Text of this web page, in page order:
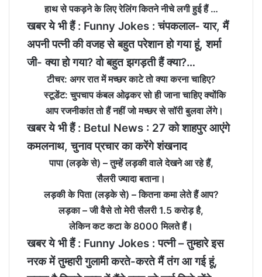
हाथ से पकड़ने के लिए रेलिंग कितने नीचे लगी हुई हैं …
खबर ये भी हैं : Funny Jokes : चंपकलाल- यार, मैं
अपनी पत्नी की वजह से बहुत परेशान हो गया हूं, शर्मा
जी- क्या हो गया? वो बहुत झगड़ती हैं क्या?…
टीचर: अगर रात में मच्‍छर काटे तो क्‍या करना चाहिए?
स्‍टूडेंट: चुपचाप कंबल ओढ़कर सो ही जाना चाहिए क्‍योंकि
आप रजनीकांत तो हैं नहीं जो मच्‍छर से सॉरी बुलवा लेंगे।
खबर ये भी हैं : Betul News : 27 को शाहपुर आएंगे
कमलनाथ, चुनाव प्रचार का करेंगे शंखनाद
पापा (लड़के से) – तुम्हें लड़की वाले देखने आ रहे हैं,
सैलरी ज्यादा बताना।
लड़की के पिता (लड़के से) – कितना कमा लेते हैं आप?
लड़का – जी वैसे तो मेरी सैलरी 1.5 करोड़ है,
लेकिन कट कटा के 8000 मिलते हैं।
खबर ये भी हैं : Funny Jokes : पत्‍नी – तुम्हारे इस
नरक में तुम्हारी गुलामी करते-करते मैं तंग आ गई हूं,